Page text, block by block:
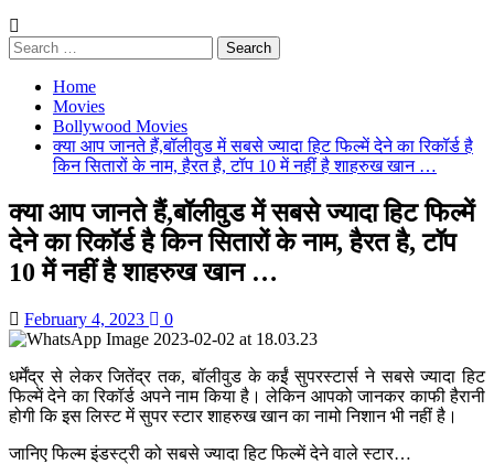
Search
for:
Home
Movies
Bollywood Movies
क्या आप जानते हैं,बॉलीवुड में सबसे ज्यादा हिट फिल्में देने का रिकॉर्ड है
किन सितारों के नाम, हैरत है, टॉप 10 में नहीं है शाहरुख खान …
क्या आप जानते हैं,बॉलीवुड में सबसे ज्यादा हिट फिल्में
देने का रिकॉर्ड है किन सितारों के नाम, हैरत है, टॉप
10 में नहीं है शाहरुख खान …
February 4, 2023 0
धर्मेंद्र से लेकर जितेंद्र तक, बॉलीवुड के कईं सुपरस्टार्स ने सबसे ज्यादा हिट
फिल्में देने का रिकॉर्ड अपने नाम किया है। लेकिन आपको जानकर काफी हैरानी
होगी कि इस लिस्ट में सुपर स्टार शाहरुख खान का नामो निशान भी नहीं है।
जानिए फिल्म इंडस्ट्री को सबसे ज्यादा हिट फिल्में देने वाले स्टार…